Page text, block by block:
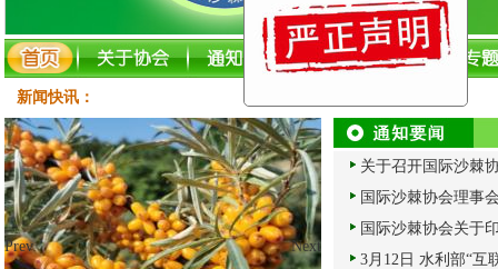
新闻快讯：
Prev Next
关于召开国际沙棘协会(
国际沙棘协会理事
国际沙棘协会关于
3月12日 水利部“互联